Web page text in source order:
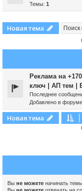
Темы: 1
Новая тема
Реклама на
ключ | АП тем |
Последнее
Добавлено в форуме
Новая тема
Вы не можете начинать